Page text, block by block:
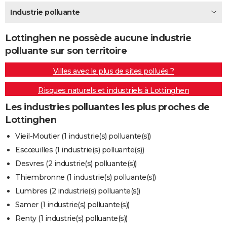
Destinations
City break
Voyage nature
Voyage de noces
Forum
Climat
+PHOTO
GUIDES D'ACHAT
BONS PLANS
CARTE DE VOEUX
Carte de Noël
Carte Bonne année
Carte Saint-Valentin
Carte Pâques
Carte d'anniversaire
DICTIONNAIRE
Dictionnaire
Biographies
Citations
Expressions
Proverbes
PROGRAMME TV
COPAINS D'AVANT
S'inscrire
Se connecter
Lycées
Collèges
Primaires
Universités
Entreprises
Service militaire
Avis de recherche
FORUM
Bricolage
Lifestyle
Culture
Sport
Auto
Television
Voyage
Cinema
Industrie polluante
Lottinghen ne possède aucune industrie
polluante sur son territoire
Villes avec le plus de sites pollués ?
Risques naturels et industriels à Lottinghen
Les industries polluantes les plus proches de
Lottinghen
Vieil-Moutier (1 industrie(s) polluante(s))
Escœuilles (1 industrie(s) polluante(s))
Desvres (2 industrie(s) polluante(s))
Thiembronne (1 industrie(s) polluante(s))
Lumbres (2 industrie(s) polluante(s))
Samer (1 industrie(s) polluante(s))
Renty (1 industrie(s) polluante(s))